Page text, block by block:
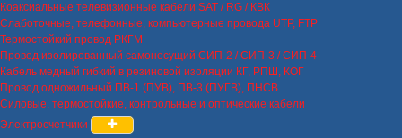
Коаксиальные телевизионные кабели SAT / RG / КВК
Слаботочные, телефонные, компьютерные провода UTP, FTP
Термостойкий провод РКГМ
Провод изолированный самонесущий СИП-2 / СИП-3 / СИП-4
Кабель медный гибкий в резиновой изоляции КГ, РПШ, КОГ
Провод одножильный ПВ-1 (ПУВ), ПВ-3 (ПУГВ), ПНСВ
Силовые, термостойкие, контрольные и оптические кабели
Электросчетчики